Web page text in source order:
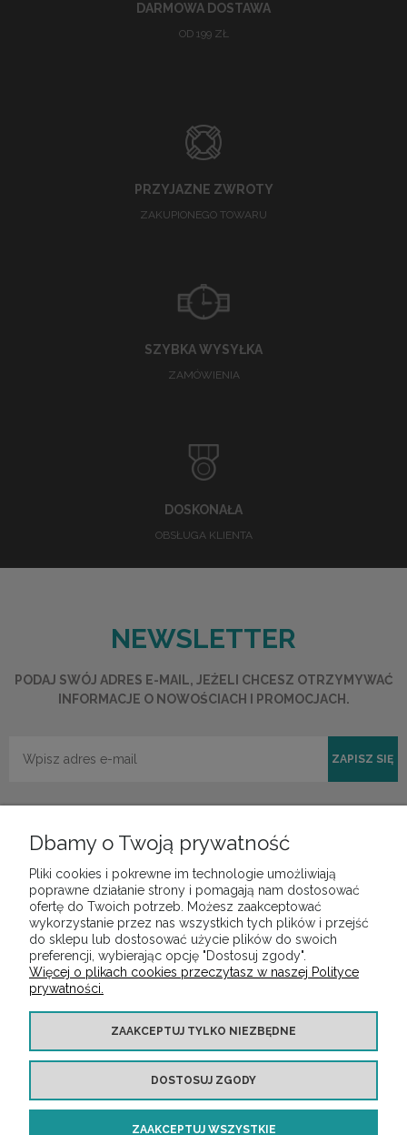
DARMOWA DOSTAWA
OD 199 ZŁ
PRZYJAZNE ZWROTY
ZAKUPIONEGO TOWARU
SZYBKA WYSYŁKA
ZAMÓWIENIA
DOSKONAŁA
OBSŁUGA KLIENTA
NEWSLETTER
PODAJ SWÓJ ADRES E-MAIL, JEŻELI CHCESZ OTRZYMYWAĆ
INFORMACJE O NOWOŚCIACH I PROMOCJACH.
ZAPISZ SIĘ
POMOC
MOJE KONTO
INFORMACJE
O NAS
Dbamy o Twoją prywatność
Pliki cookies i pokrewne im technologie umożliwiają
poprawne działanie strony i pomagają nam dostosować
ofertę do Twoich potrzeb. Możesz zaakceptować
wykorzystanie przez nas wszystkich tych plików i przejść
do sklepu lub dostosować użycie plików do swoich
preferencji, wybierając opcję "Dostosuj zgody".
Więcej o plikach cookies przeczytasz w naszej Polityce
prywatności.
ZAAKCEPTUJ TYLKO NIEZBĘDNE
DOSTOSUJ ZGODY
ZAAKCEPTUJ WSZYSTKIE